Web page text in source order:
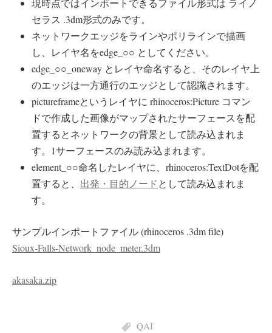
セラス .3dm形式のみです。
ネットワークエッジをラインやポリラインで描画
し、レイヤ名をedge_○○ としてください。
edge_○○_oneway とレイヤ命名すると、そのレイヤ上
のエッジは一方通行のエッジとして認識されます。
pictureframeというレイヤに rhinoceros:Picture コマン
ドで作成した画像がマップされたサーフェースを配
置するとネットワークの背景として読み込まれま
す。1サーフェースのみ読み込まれます。
element_○○命名したレイヤに、rhinoceros:TextDotを配
置すると、 出発・目的ノードとして読み込まれま
す。
サンプルインポートファイル (rhinoceros .3dm file)
Sioux-Falls-Network_node_meter.3dm
akasaka.zip
QAI